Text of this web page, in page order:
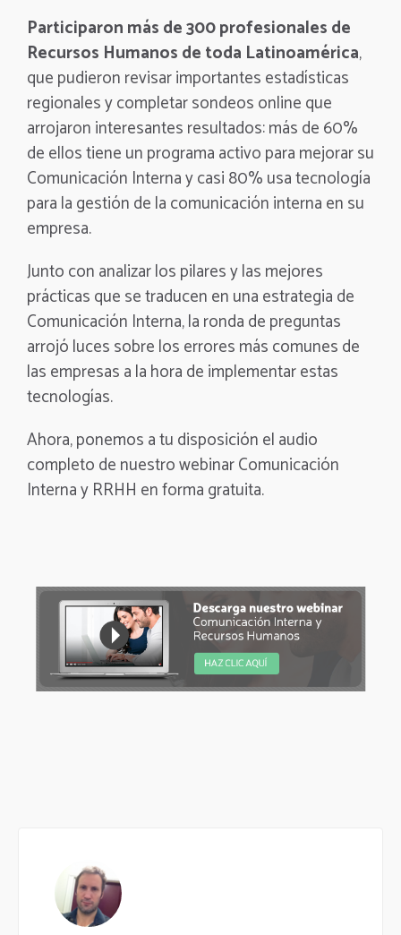
Participaron más de 300 profesionales de
Recursos Humanos de toda Latinoamérica,
que pudieron revisar importantes estadísticas
regionales y completar sondeos online que
arrojaron interesantes resultados: más de 60%
de ellos tiene un programa activo para mejorar su
Comunicación Interna y casi 80% usa tecnología
para la gestión de la comunicación interna en su
empresa.
Junto con analizar los pilares y las mejores
prácticas que se traducen en una estrategia de
Comunicación Interna, la ronda de preguntas
arrojó luces sobre los errores más comunes de
las empresas a la hora de implementar estas
tecnologías.
Ahora, ponemos a tu disposición el audio
completo de nuestro webinar Comunicación
Interna y RRHH en forma gratuita.